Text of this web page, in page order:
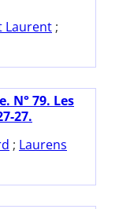
Laurent ;
N° 79. Les
27.
; Laurens